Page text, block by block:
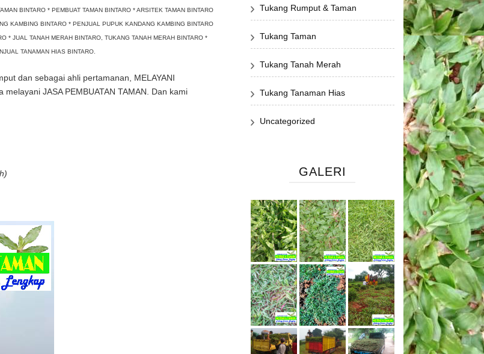
RUMPUT
BINTARO
BINTARO * PEMBUAT TAMAN BINTARO * ARSITEK TAMAN BINTARO
KAMBING BINTARO * PENJUAL PUPUK KANDANG KAMBING BINTARO
* JUAL TANAH MERAH BINTARO, TUKANG TANAH MERAH BINTARO *
TANAMAN HIAS BINTARO.
dan sebagai ahli pertamanan, MELAYANI
JASA PEMBUATAN TAMAN. Dan kami
Tukang Rumput & Taman
Tukang Taman
Tukang Tanah Merah
Tukang Tanaman Hias
Uncategorized
GALERI